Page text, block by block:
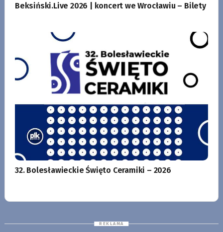
Beksiński.Live 2026 | koncert we Wrocławiu – Bilety
32. Bolesławieckie Święto Ceramiki – 2026